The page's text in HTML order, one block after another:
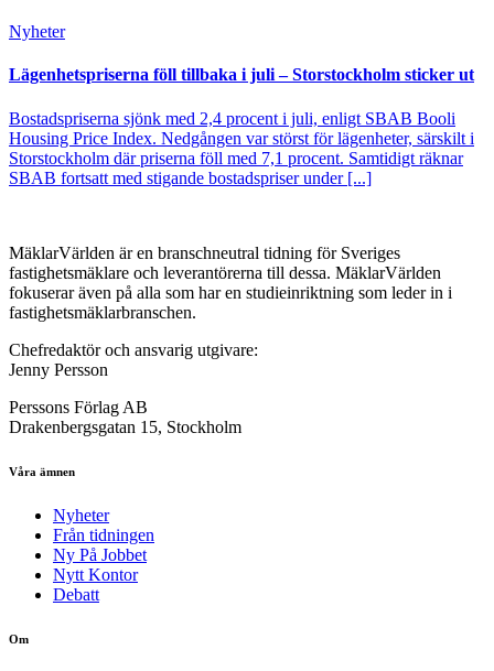
Nyheter
Lägenhetspriserna föll tillbaka i juli – Storstockholm sticker ut
Bostadspriserna sjönk med 2,4 procent i juli, enligt SBAB Booli
Housing Price Index. Nedgången var störst för lägenheter, särskilt i
Storstockholm där priserna föll med 7,1 procent. Samtidigt räknar
SBAB fortsatt med stigande bostadspriser under [...]
MäklarVärlden är en branschneutral tidning för Sveriges
fastighetsmäklare och leverantörerna till dessa. MäklarVärlden
fokuserar även på alla som har en studieinriktning som leder in i
fastighetsmäklarbranschen.
Chefredaktör och ansvarig utgivare:
Jenny Persson
Perssons Förlag AB
Drakenbergsgatan 15, Stockholm
Våra ämnen
Nyheter
Från tidningen
Ny På Jobbet
Nytt Kontor
Debatt
Om